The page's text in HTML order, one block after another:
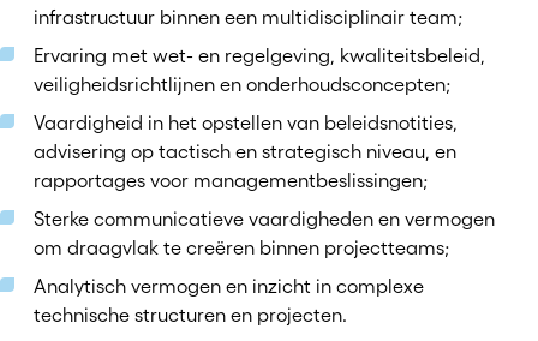
infrastructuur binnen een multidisciplinair team;
Ervaring met wet- en regelgeving, kwaliteitsbeleid,
veiligheidsrichtlijnen en onderhoudsconcepten;
Vaardigheid in het opstellen van beleidsnotities,
advisering op tactisch en strategisch niveau, en
rapportages voor managementbeslissingen;
Sterke communicatieve vaardigheden en vermogen
om draagvlak te creëren binnen projectteams;
Analytisch vermogen en inzicht in complexe
technische structuren en projecten.